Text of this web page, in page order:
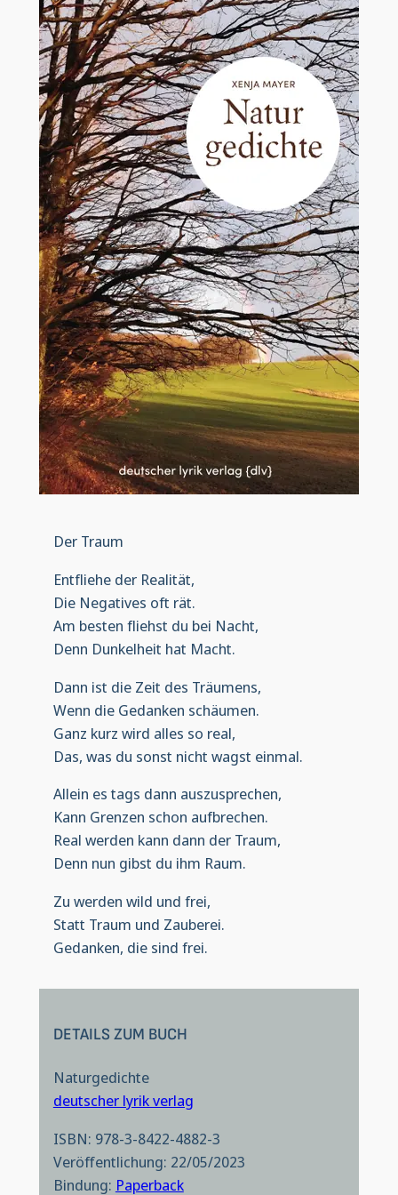
Der Traum
Entfliehe der Realität,
Die Negatives oft rät.
Am besten fliehst du bei Nacht,
Denn Dunkelheit hat Macht.
Dann ist die Zeit des Träumens,
Wenn die Gedanken schäumen.
Ganz kurz wird alles so real,
Das, was du sonst nicht wagst einmal.
Allein es tags dann auszusprechen,
Kann Grenzen schon aufbrechen.
Real werden kann dann der Traum,
Denn nun gibst du ihm Raum.
Zu werden wild und frei,
Statt Traum und Zauberei.
Gedanken, die sind frei.
DETAILS ZUM BUCH
Naturgedichte
deutscher lyrik verlag
ISBN: 978-3-8422-4882-3
Veröffentlichung: 22/05/2023
Bindung: Paperback